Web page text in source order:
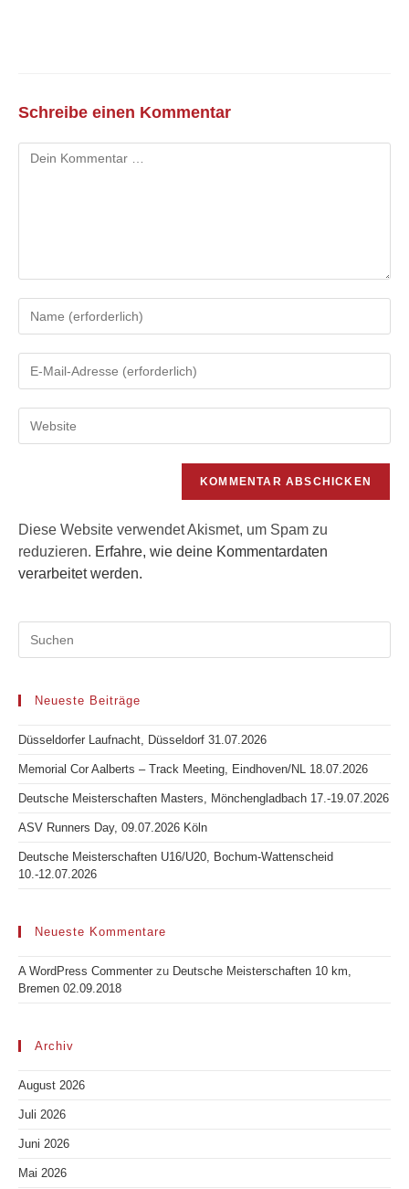
Schreibe einen Kommentar
Kommentar
deinen
oder
Kommentieren
ein
deine
Mail-
deine
Diese Website verwendet Akismet, um Spam zu
reduzieren. Erfahre, wie deine Kommentardaten
verarbeitet werden.
Neueste Beiträge
Düsseldorfer Laufnacht, Düsseldorf 31.07.2026
Memorial Cor Aalberts – Track Meeting, Eindhoven/NL 18.07.2026
Deutsche Meisterschaften Masters, Mönchengladbach 17.-19.07.2026
ASV Runners Day, 09.07.2026 Köln
Deutsche Meisterschaften U16/U20, Bochum-Wattenscheid
10.-12.07.2026
Neueste Kommentare
A WordPress Commenter zu Deutsche Meisterschaften 10 km,
Bremen 02.09.2018
Archiv
August 2026
Juli 2026
Juni 2026
Mai 2026